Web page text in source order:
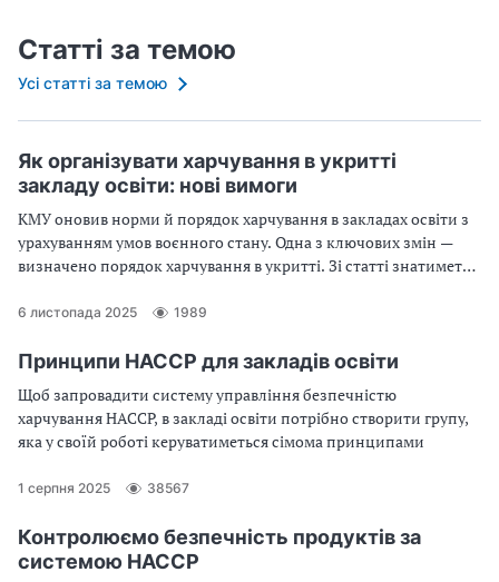
Статті за темою
Усі статті за темою
Як організувати харчування в укритті
закладу освіти: нові вимоги
КМУ оновив норми й порядок харчування в закладах освіти з
урахуванням умов воєнного стану. Одна з ключових змін —
визначено порядок харчування в укритті. Зі статті знатимете,
забезпечити харчуванням в ньому дітей і працівників
6 листопада 2025 1989
Принципи НАССР для закладів освіти
Щоб запровадити систему управління безпечністю
харчування НАССР, в закладі освіти потрібно створити групу,
яка у своїй роботі керуватиметься сімома принципами
1 серпня 2025 38567
Контролюємо безпечність продуктів за
системою НАССР